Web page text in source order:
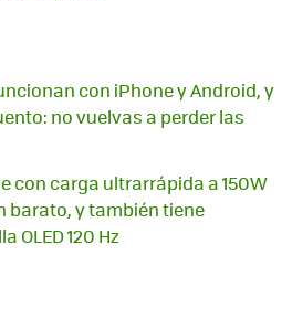
con iPhone y Android, y
no vuelvas a perder las
con carga ultrarrápida a 150W
barato, y también tiene
OLED 120 Hz